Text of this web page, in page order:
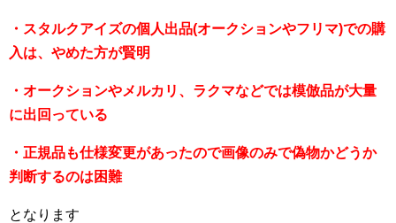
・スタルクアイズの個人出品(オークションやフリマ)での購
入は、やめた方が賢明
・オークションやメルカリ、ラクマなどでは模倣品が大量
に出回っている
・正規品も仕様変更があったので画像のみで偽物かどうか
判断するのは困難
となります